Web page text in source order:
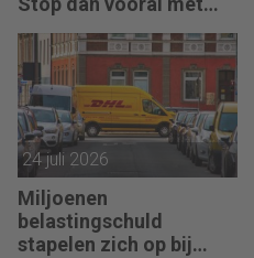
werken
24 juli 2026
Miljoenen
belastingschuld
stapelen zich op bij